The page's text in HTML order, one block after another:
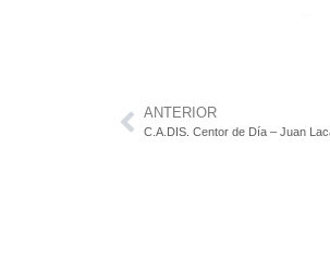
ANTERIOR
C.A.DIS. Centor de Día – Juan